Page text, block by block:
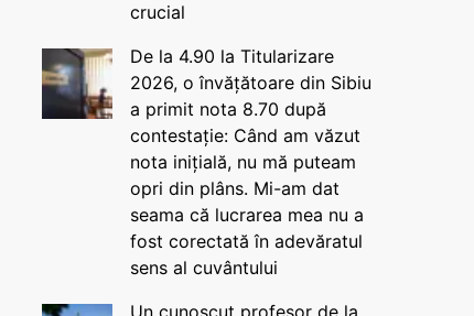
crucial
De la 4.90 la Titularizare
2026, o învățătoare din Sibiu
a primit nota 8.70 după
contestație: Când am văzut
nota inițială, nu mă puteam
opri din plâns. Mi-am dat
seama că lucrarea mea nu a
fost corectată în adevăratul
sens al cuvântului
Un cunoscut profesor de la